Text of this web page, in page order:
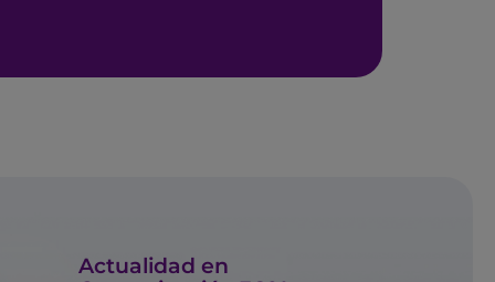
Actualidad en